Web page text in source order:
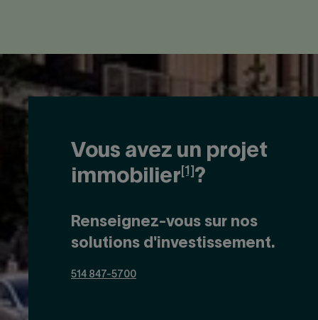
Vous avez un projet
immobilier [1] ?
Renseignez-vous sur nos
solutions d'investissement.
514 847-5700